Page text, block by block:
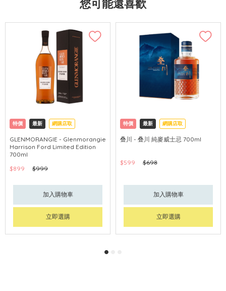
您可能還喜歡
特價 最新 網購店取
GLENMORANGIE - Glenmorangie
Harrison Ford Limited Edition
700ml
$899
$999
加入購物車
立即選購
特價 最新 網購店取
叠川 - 叠川 純麥威士忌 700ml
$599 $698
加入購物車
立即選購